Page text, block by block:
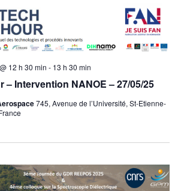
de
vues
– Intervention NANOE – 27/05/25
12 h 30 min - 13 h 30 min
745, Avenue de l’Université, St-Etienne-